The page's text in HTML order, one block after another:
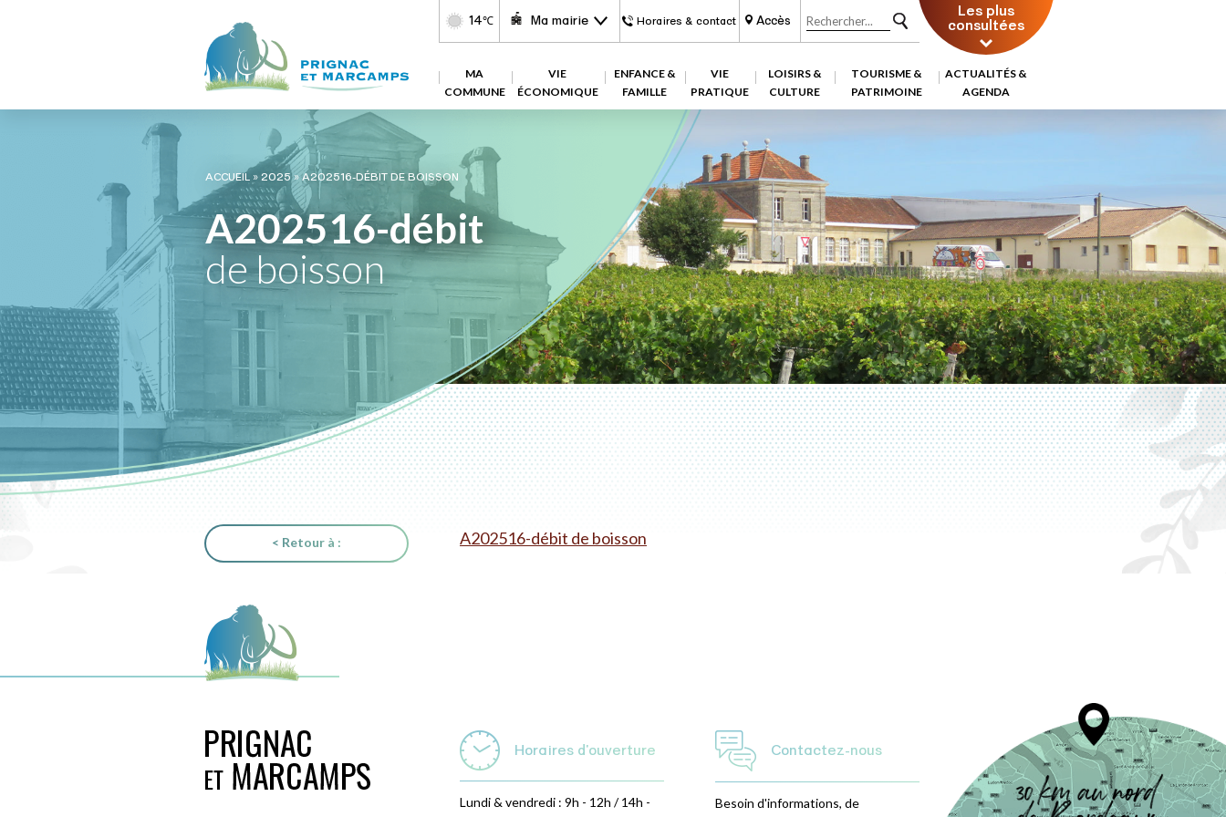
14℃ Ma mairie Horaires & contact Accès Les plus
consultées
MA
COMMUNE
VIE
ÉCONOMIQUE
ENFANCE &
FAMILLE
VIE
PRATIQUE
LOISIRS &
CULTURE
TOURISME &
PATRIMOINE
ACTUALITÉS &
AGENDA
ACCUEIL»2025»A202516-DÉBIT DE BOISSON
A202516-débit
de boisson
< Retour à : A202516-débit de boisson
Horaires d'ouverture
Lundi & vendredi : 9h - 12h / 14h -
Contactez-nous
Besoin d'informations, de